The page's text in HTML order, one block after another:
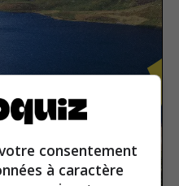
consentement
à caractère